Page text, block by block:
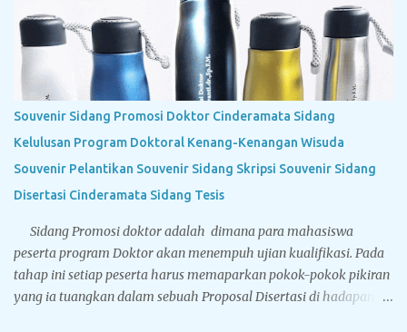
Souvenir Sidang Promosi Doktor Cinderamata Sidang
Kelulusan Program Doktoral Kenang-Kenangan Wisuda
Souvenir Pelantikan Souvenir Sidang Skripsi Souvenir Sidang
Disertasi Cinderamata Sidang Tesis
Sidang Promosi doktor adalah dimana para mahasiswa
peserta program Doktor akan menempuh ujian kualifikasi. Pada
tahap ini setiap peserta harus memaparkan pokok-pokok pikiran
yang ia tuangkan dalam sebuah Proposal Disertasi di hadapan